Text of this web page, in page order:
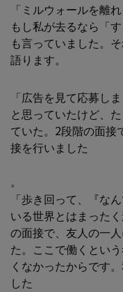
「ミルウォールを離
もし私が去るなら「
も言っていました。
語ります。
「広告を見て応募し
と思っていたけど、
ていた。2段階の面接
接を行いました
。
「歩き回って、『な
いる世界とはまった
の面接で、友人の一
た。ここで働くとい
くなかったからです
した